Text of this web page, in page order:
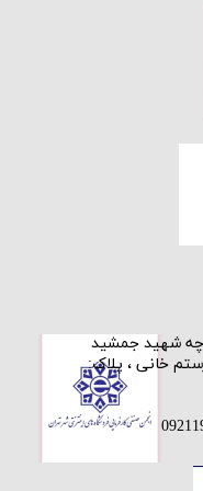
شهید جمشید
خانی ، پلاک: